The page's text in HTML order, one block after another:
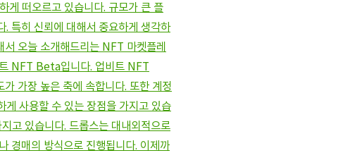
게 떠오르고 있습니다. 규모가 큰 플
특히 신뢰에 대해서 중요하게 생각하
오늘 소개해드리는 NFT 마켓플레
NFT Beta입니다. 업비트 NFT
가장 높은 축에 속합니다. 또한 계정
게 사용할 수 있는 장점을 가지고 있습
있습니다. 드롭스는 대내외적으로
경매의 방식으로 진행됩니다. 이제까